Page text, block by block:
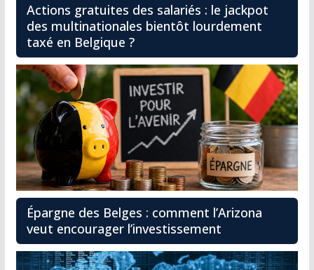
Actions gratuites des salariés : le jackpot
des multinationales bientôt lourdement
taxé en Belgique ?
Épargne des Belges : comment l’Arizona
veut encourager l’investissement